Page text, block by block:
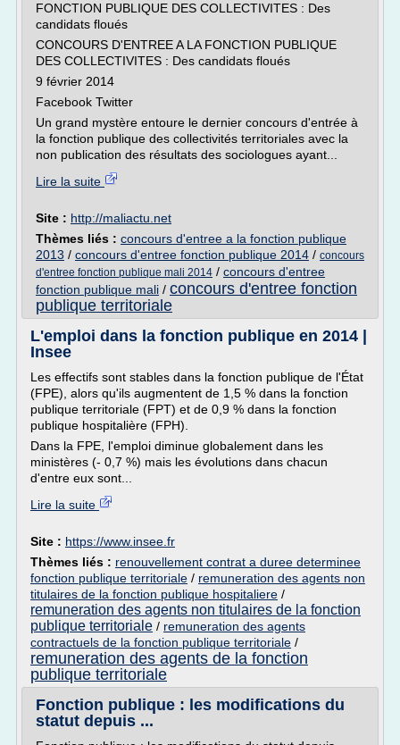
FONCTION PUBLIQUE DES COLLECTIVITES : Des
candidats floués
CONCOURS D'ENTREE A LA FONCTION PUBLIQUE
DES COLLECTIVITES : Des candidats floués
9 février 2014
Facebook Twitter
Un grand mystère entoure le dernier concours d'entrée à
la fonction publique des collectivités territoriales avec la
non publication des résultats des sociologues ayant...
Lire la suite
Site : http://maliactu.net
Thèmes liés : concours d'entree a la fonction publique
2013 / concours d'entree fonction publique 2014 / concours
d'entree fonction publique mali 2014 / concours d'entree
fonction publique mali / concours d'entree fonction
publique territoriale
L'emploi dans la fonction publique en 2014 |
Insee
Les effectifs sont stables dans la fonction publique de l'État
(FPE), alors qu'ils augmentent de 1,5 % dans la fonction
publique territoriale (FPT) et de 0,9 % dans la fonction
publique hospitalière (FPH).
Dans la FPE, l'emploi diminue globalement dans les
ministères (- 0,7 %) mais les évolutions dans chacun
d'entre eux sont...
Lire la suite
Site : https://www.insee.fr
Thèmes liés : renouvellement contrat a duree determinee
fonction publique territoriale / remuneration des agents non
titulaires de la fonction publique hospitaliere /
remuneration des agents non titulaires de la fonction
publique territoriale / remuneration des agents
contractuels de la fonction publique territoriale /
remuneration des agents de la fonction
publique territoriale
Fonction publique : les modifications du
statut depuis ...